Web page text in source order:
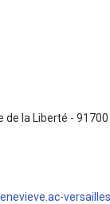
de la Liberté -